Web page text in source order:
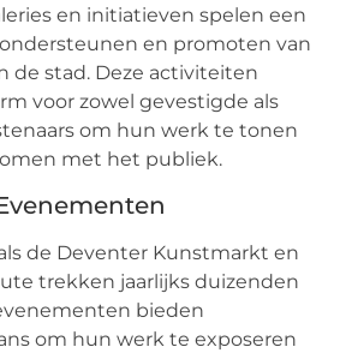
en initiatieven spelen een
en promoten van
de stad. Deze activiteiten
voor zowel gevestigde als
om hun werk te tonen
met het publiek.
de Deventer Kunstmarkt en
trekken jaarlijks duizenden
bieden
om hun werk te exposeren